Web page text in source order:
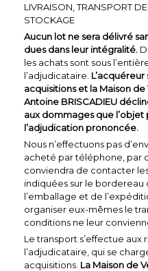
LIVRAISON, TRANSPORT
STOCKAGE
Aucun lot ne sera délivré
dues dans leur intégralité.
les achats sont sous
l’adjudicataire.
acquisitions et la Maison de
Antoine BRISCADIEU
aux dommages que
l’adjudication prononcée.
Nous n’effectuons pas
acheté par téléphone, par
conviendra de contacter
indiquées sur le bordereau
l’emballage et de
organiser eux-mêmes le
conditions ne leur
Le transport s’effectue aux
l’adjudicataire, qui se
acquisitions. La Maison de